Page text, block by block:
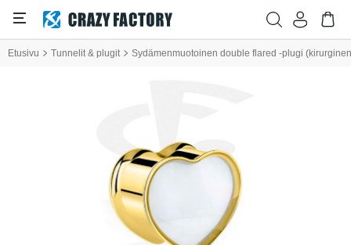
Etusivu Tunnelit & plugit Sydämenmuotoinen double flared -plugi